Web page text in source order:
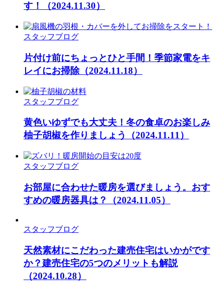
す！
（2024.11.30）
スタッフブログ
片付け前にちょっとひと手間！季節家電をキ
レイにお掃除（2024.11.18）
スタッフブログ
黄色いゆずでも大丈夫！冬の食卓のお楽しみ
柚子胡椒を作りましょう
（2024.11.11）
スタッフブログ
お部屋に合わせた暖房を選びましょう。おす
すめの暖房器具は？
（2024.11.05）
スタッフブログ
天然素材にこだわった建売住宅はいかがです
か？建売住宅の5つのメリットも解説
（2024.10.28）